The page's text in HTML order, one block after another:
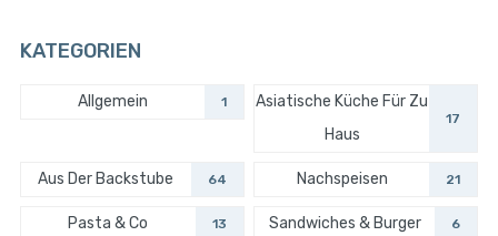
KATEGORIEN
Allgemein 1
Asiatische Küche Für Zu
Haus
17
Aus Der Backstube 64 Nachspeisen 21
Pasta & Co 13 Sandwiches & Burger 6